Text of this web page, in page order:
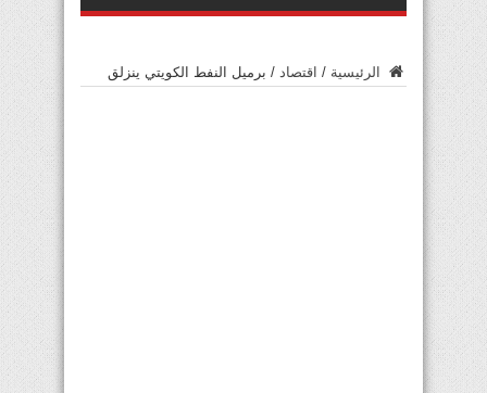
الرئيسية / اقتصاد / برميل النفط الكويتي ينزلق